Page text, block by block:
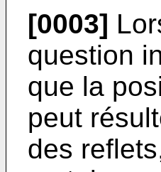
[0003]
question
que la
peut
des